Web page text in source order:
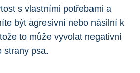
s vlastními potřebami a
být agresivní nebo násilní k
to může vyvolat negativní
strany psa.